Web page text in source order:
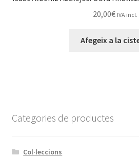
20,00€ IVA incl.
Afegeix a la
Categories de productes
Col·leccions